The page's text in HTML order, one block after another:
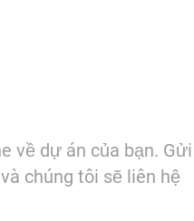
về dự án của bạn. Gửi
chúng tôi sẽ liên hệ